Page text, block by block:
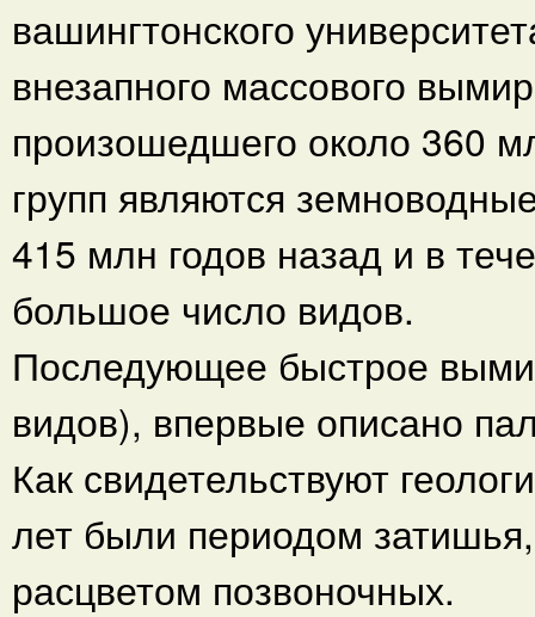
вашингтонского
внезапного массового
произошедшего около 360
групп являются
415 млн годов назад и в
большое число видов.
Последующее быстрое
видов), впервые описано
Как свидетельствуют
лет были периодом
расцветом позвоночных.